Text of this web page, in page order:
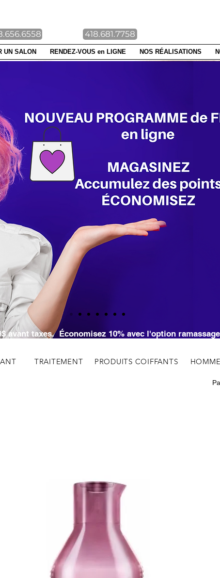
UN SALON RENDEZ-VOUS en LIGNE NOS RÉALISATIONS
EN
vos
VOTRE RENDEZ-VOUS EN LIGNE ICI
VOTRE RENDEZ-VOUS EN LIGNE ICI
418.681.7758
avant taxes. Économisez 10% avec l'option
TRAITEMENT PRODUITS COIFFANTS HOMME